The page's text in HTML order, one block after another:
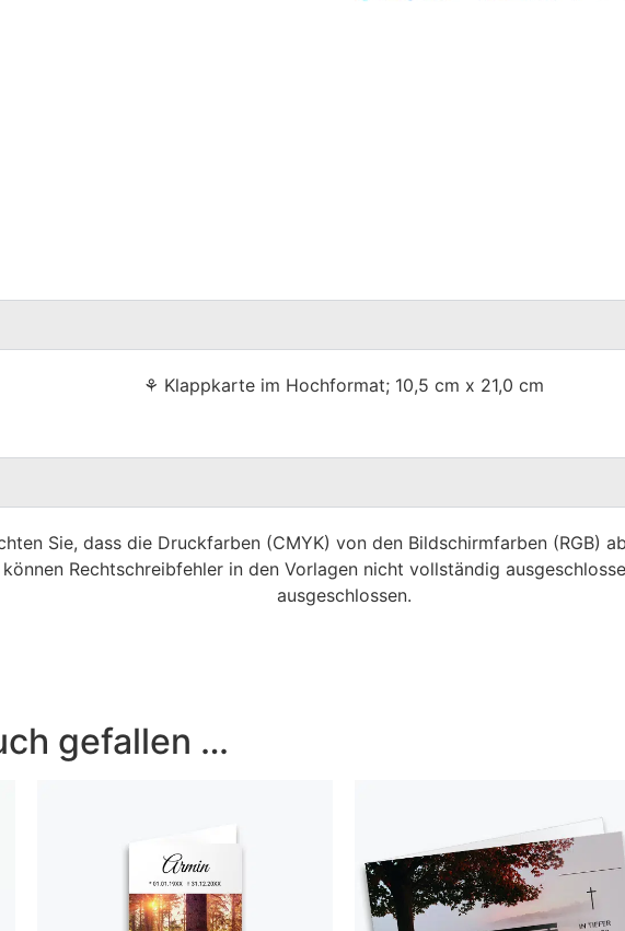
⚘ Klappkarte im Hochformat; 10,5 cm x 21,0 cm
Sie, dass die Druckfarben (CMYK) von den Bildschirmfarben (RGB)
Rechtschreibfehler in den Vorlagen nicht vollständig
ausgeschlossen.
gefallen …